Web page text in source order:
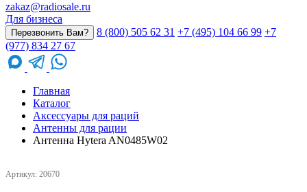
zakaz@radiosale.ru
Для бизнеса
Перезвонить Вам? 8 (800) 505 62 31 +7 (495) 104 66 99 +7
(977) 834 27 67
Главная
Каталог
Аксессуары для раций
Антенны для рации
Антенна Hytera AN0485W02
Артикул: 20670